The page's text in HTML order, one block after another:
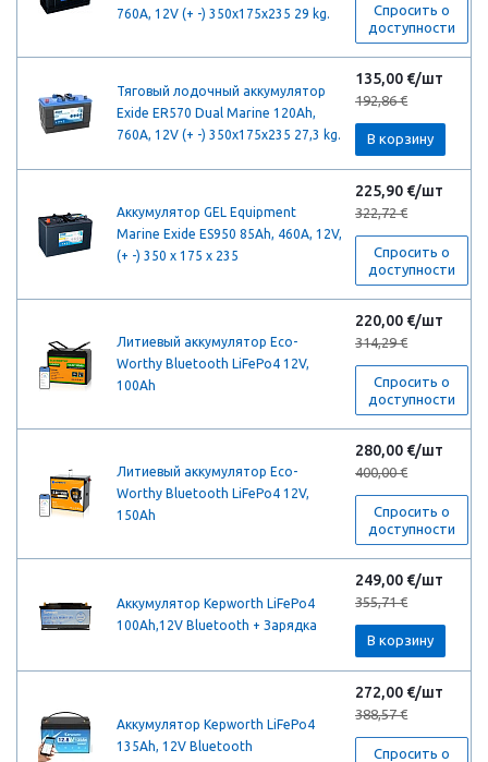
760A, 12V (+ -) 350x175x235 29 kg.
Спросить о
доступности
Тяговый лодочный аккумулятор
Exide ER570 Dual Marine 120Ah,
760A, 12V (+ -) 350x175x235 27,3 kg.
135,00 €/шт
192,86 €
В корзину
Аккумулятор GEL Equipment
Marine Exide ES950 85Ah, 460A, 12V,
(+ -) 350 x 175 x 235
225,90 €/шт
322,72 €
Спросить о
доступности
Литиевый аккумулятор Eco-
Worthy Bluetooth LiFePo4 12V,
100Ah
220,00 €/шт
314,29 €
Спросить о
доступности
Литиевый аккумулятор Eco-
Worthy Bluetooth LiFePo4 12V,
150Ah
280,00 €/шт
400,00 €
Спросить о
доступности
Аккумулятор Kepworth LiFePo4
100Ah,12V Bluetooth + Зарядка
249,00 €/шт
355,71 €
В корзину
Аккумулятор Kepworth LiFePo4
135Ah, 12V Bluetooth
272,00 €/шт
388,57 €
Спросить о